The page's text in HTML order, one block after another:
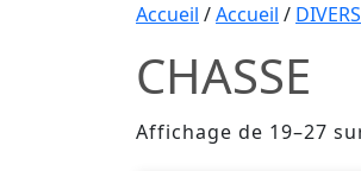
Accueil /Accueil / DIVERS
CHASSE
Affichage de 19–27